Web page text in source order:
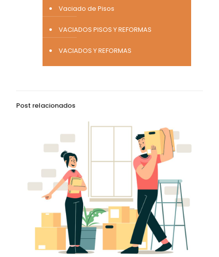
Vaciado de Pisos
VACIADOS PISOS Y REFORMAS
VACIADOS Y REFORMAS
Post relacionados